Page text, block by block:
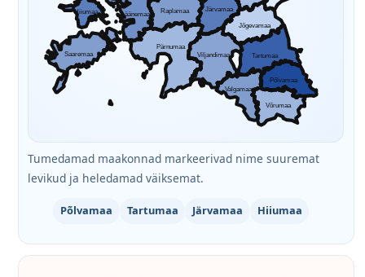
Hiiumaa
Saaremaa
Pärnumaa
Läänemaa Raplamaa Järvamaa
Jõgevamaa
Viljandimaa Tartumaa
Põlvamaa
Võrumaa
Valgamaa
Tumedamad maakonnad markeerivad nime suuremat
levikud ja heledamad väiksemat.
Põlvamaa Tartumaa Järvamaa Hiiumaa